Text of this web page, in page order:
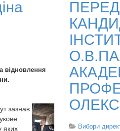
відновлення
зазнав
яких
Вибори